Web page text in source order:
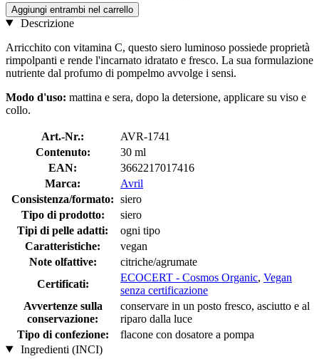
Aggiungi entrambi nel carrello
Descrizione
Arricchito con vitamina C, questo siero luminoso possiede proprietà
rimpolpanti e rende l'incarnato idratato e fresco. La sua formulazione
nutriente dal profumo di pompelmo avvolge i sensi.
Modo d'uso: mattina e sera, dopo la detersione, applicare su viso e
collo.
Art.-Nr.:
AVR-1741
Contenuto:
30 ml
EAN:
3662217017416
Marca:
Avril
Consistenza/formato: siero
Tipo di prodotto:
siero
Tipi di pelle adatti:
ogni tipo
Caratteristiche:
vegan
Note olfattive:
citriche/agrumate
Certificati:
ECOCERT - Cosmos Organic, Vegan
senza certificazione
Avvertenze sulla
conservazione:
conservare in un posto fresco, asciutto e al
riparo dalla luce
Tipo di confezione:
flacone con dosatore a pompa
Ingredienti (INCI)